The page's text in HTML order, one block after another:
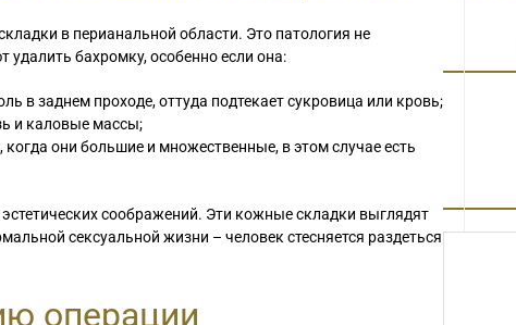
в перианальной области. Это патология не
удалить бахромку, особенно если она:
в заднем проходе, оттуда подтекает сукровица или кровь;
и каловые массы;
они большие и множественные, в этом случае есть
соображений. Эти кожные складки выглядят
сексуальной жизни – человек стесняется раздеться
операции